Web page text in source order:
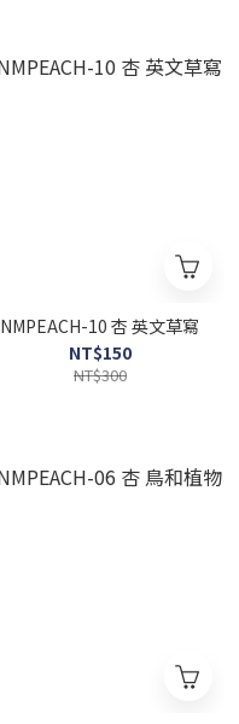
NMPEACH-10 杏 英文草寫
NT$150
NT$300